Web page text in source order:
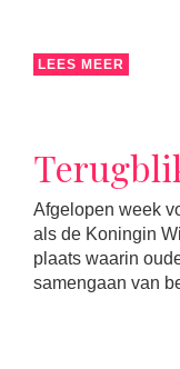
LEES MEER
Afgelopen week
als de Koningin
plaats waarin
samengaan van